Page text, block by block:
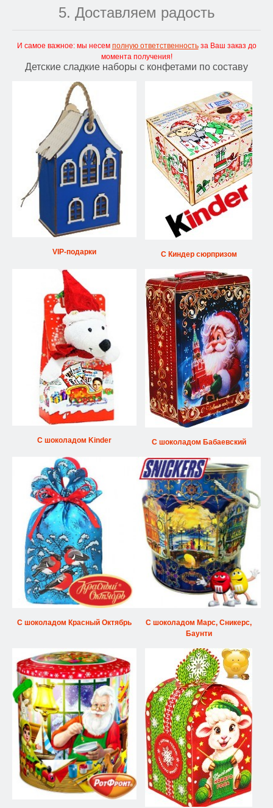
5. Доставляем радость
И самое важное: мы несем полную ответственностьза Ваш заказ до
момента получения!
Детские сладкие наборы с конфетами по составу
VIP-подарки С Киндер сюрпризом
С шоколадом Kinder С шоколадом Бабаевский
С шоколадом Красный Октябрь
С шоколадом Марс, Сникерс,
Баунти